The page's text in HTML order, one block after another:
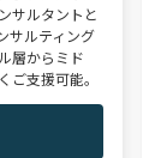
サルタントと
サルティング
層からミド
支援可能。